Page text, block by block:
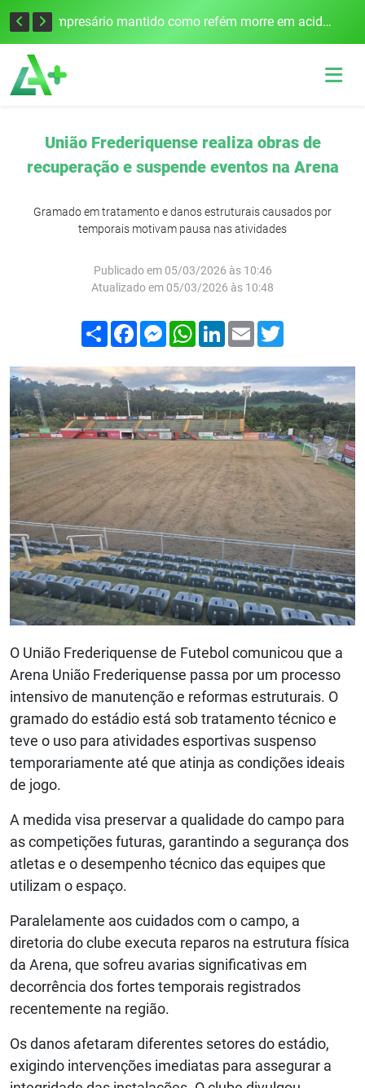
Edital para construção de ponte entre Itapiranga e Barra do Guarita deve ser lançado no segundo semestre Empresário mantido como refém morre em acidente após assalto em Cerro Largo
União Frederiquense realiza obras de
recuperação e suspende eventos na Arena
Gramado em tratamento e danos estruturais causados por
temporais motivam pausa nas atividades
Publicado em 05/03/2026 às 10:46
Atualizado em 05/03/2026 às 10:48
Compartilhar
FacebookMessenger
WhatsApp
LinkedIn
Email
O União Frederiquense de Futebol comunicou que a
Arena União Frederiquense passa por um processo
intensivo de manutenção e reformas estruturais. O
gramado do estádio está sob tratamento técnico e
teve o uso para atividades esportivas suspenso
temporariamente até que atinja as condições ideais
de jogo.
A medida visa preservar a qualidade do campo para
as competições futuras, garantindo a segurança dos
atletas e o desempenho técnico das equipes que
utilizam o espaço.
Paralelamente aos cuidados com o campo, a
diretoria do clube executa reparos na estrutura física
da Arena, que sofreu avarias significativas em
decorrência dos fortes temporais registrados
recentemente na região.
Os danos afetaram diferentes setores do estádio,
exigindo intervenções imediatas para assegurar a